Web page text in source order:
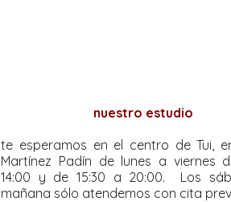
nuestro estudio
te esperamos en el centro de Tui,
Martínez Padín de lunes a viernes
14:00 y de 15:30 a 20:00. Los
mañana sólo atendemos con cita